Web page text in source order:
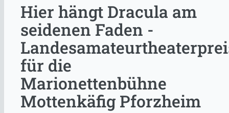
Hier hängt Dracula am
seidenen Faden -
für die
Marionettenbühne
Mottenkäfig Pforzheim